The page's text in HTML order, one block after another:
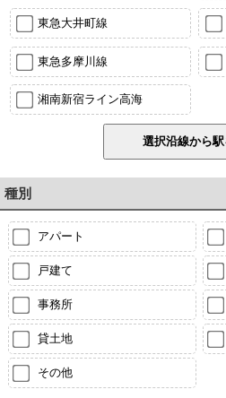
東急大井町線
東急多摩川線
湘南新宿ライン高海
種別
アパート
戸建て
事務所
貸土地
その他